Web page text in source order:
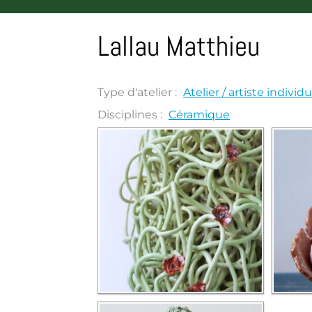
Lallau Matthieu
Type d'atelier : Atelier / artiste
Disciplines : Céramique